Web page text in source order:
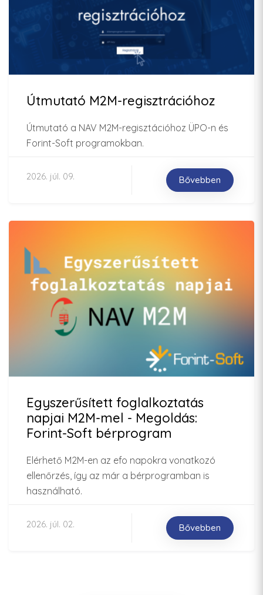
Útmutató M2M-regisztrációhoz
Útmutató a NAV M2M-regisztációhoz ÜPO-n és
Forint-Soft programokban.
2026. júl. 09. Bővebben
Egyszerűsített foglalkoztatás
napjai M2M-mel - Megoldás:
Forint-Soft bérprogram
Elérhető M2M-en az efo napokra vonatkozó
ellenőrzés, így az már a bérprogramban is
használható.
2026. júl. 02. Bővebben